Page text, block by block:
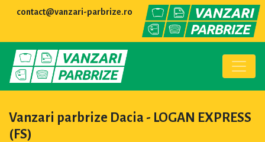
contact@vanzari-parbrize.ro
Vanzari parbrize Dacia - LOGAN EXPRESS
(FS)